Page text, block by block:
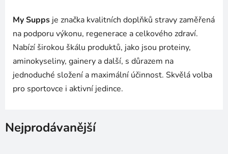
My Supps je značka kvalitních doplňků stravy zaměřená
na podporu výkonu, regenerace a celkového zdraví.
Nabízí širokou škálu produktů, jako jsou proteiny,
aminokyseliny, gainery a další, s důrazem na
jednoduché složení a maximální účinnost. Skvělá volba
pro sportovce i aktivní jedince.
Nejprodávanější